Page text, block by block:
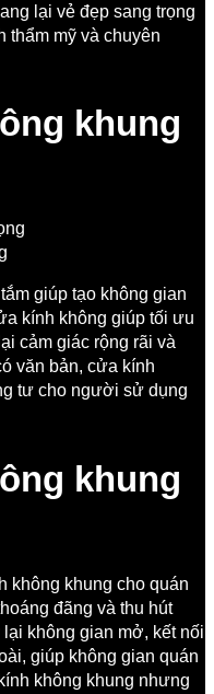
lại vẻ đẹp sang trọng
thẩm mỹ và chuyên
khung
giúp tạo không gian
kính không giúp tối ưu
cảm giác rộng rãi và
văn bản, cửa kính
tư cho người sử dụng
khung
không khung cho quán
đãng và thu hút
không gian mở, kết nối
giúp không gian quán
không khung nhưng